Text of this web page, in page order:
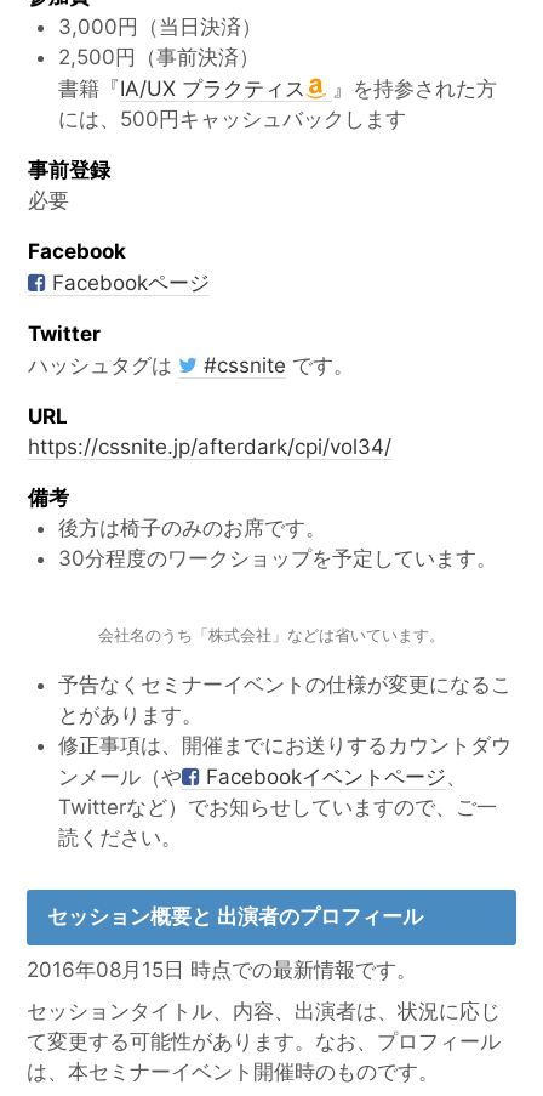
3,000円（当日決済）
2,500円（事前決済）
書籍『IA/UX プラクティス
』を持参された方
には、500円キャッシュバックします
事前登録
必要
Facebook
Facebookページ
Twitter
ハッシュタグは
#cssnite です。
URL
https://cssnite.jp/afterdark/cpi/vol34/
備考
後方は椅子のみのお席です。
30分程度のワークショップを予定しています。
会社名のうち「株式会社」などは省いています。
予告なくセミナーイベントの仕様が変更になるこ
とがあります。
修正事項は、開催までにお送りするカウントダウ
ンメール（や
Facebookイベントページ、
Twitterなど）でお知らせしていますので、ご一
読ください。
セッション概要と 出演者のプロフィール
2016年08月15日 時点での最新情報です。
セッションタイトル、内容、出演者は、状況に応じ
て変更する可能性があります。なお、プロフィール
は、本セミナーイベント開催時のものです。